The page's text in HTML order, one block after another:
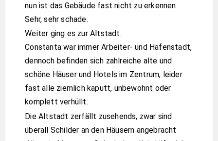
nun ist das Gebäude fast nicht zu erkennen.
Sehr, sehr schade.
Weiter ging es zur Altstadt.
Constanta war immer Arbeiter- und Hafenstadt,
dennoch befinden sich zahlreiche alte und
schöne Häuser und Hotels im Zentrum, leider
fast alle ziemlich kaputt, unbewohnt oder
komplett verhüllt.
Die Altstadt zerfällt zusehends, zwar sind
überall Schilder an den Häusern angebracht